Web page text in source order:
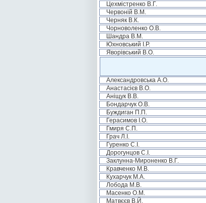
Цехмістренко В.Г.
Червоній В.М.
Черняк В.К.
Чорноволенко О.В.
Шандра В.М.
Юхновський І.Р.
Яворівський В.О.
Александровська А.О.
Анастасієв В.О.
Аніщук В.В.
Бондарчук О.В.
Буждиган П.П.
Герасимов І.О.
Гмиря С.П.
Грач Л.І.
Гуренко С.І.
Дорогунцов С.І.
Заклунна-Мироненко В.Г.
Кравченко М.В.
Кухарчук М.А.
Лобода М.В.
Масенко О.М.
Матвєєв В.Й.